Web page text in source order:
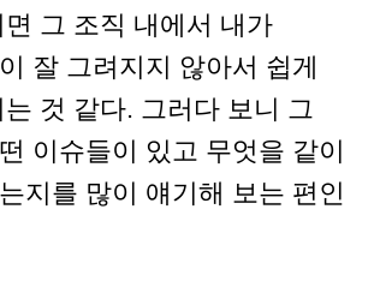
그 조직 내에서 내가
잘 그려지지 않아서 쉽게
것 같다. 그러다 보니 그
이슈들이 있고 무엇을 같이
지를 많이 얘기해 보는 편인